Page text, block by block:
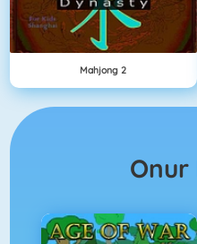
Mahjong 2
Onur